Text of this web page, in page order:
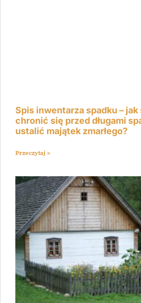
Spis inwentarza spadku –
chronić się przed długami
ustalić majątek zmarłego?
Przeczytaj »